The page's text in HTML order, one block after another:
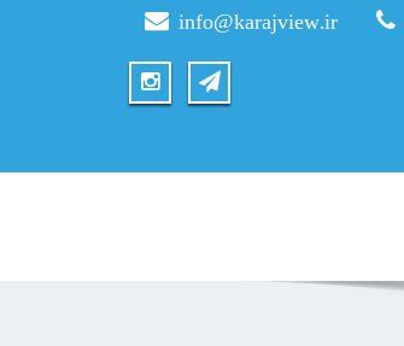
info@karajview.ir